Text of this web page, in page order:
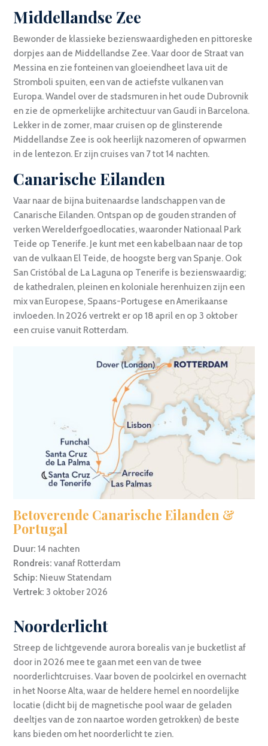
Middellandse Zee
Bewonder de klassieke bezienswaardigheden en pittoreske
dorpjes aan de Middellandse Zee. Vaar door de Straat van
Messina en zie fonteinen van gloeiendheet lava uit de
Stromboli spuiten, een van de actiefste vulkanen van
Europa. Wandel over de stadsmuren in het oude Dubrovnik
en zie de opmerkelijke architectuur van Gaudí in Barcelona.
Lekker in de zomer, maar cruisen op de glinsterende
Middellandse Zee is ook heerlijk nazomeren of opwarmen
in de lentezon. Er zijn cruises van 7 tot 14 nachten.
Canarische Eilanden
Vaar naar de bijna buitenaardse landschappen van de
Canarische Eilanden. Ontspan op de gouden stranden of
verken Werelderfgoedlocaties, waaronder Nationaal Park
Teide op Tenerife. Je kunt met een kabelbaan naar de top
van de vulkaan El Teide, de hoogste berg van Spanje. Ook
San Cristóbal de La Laguna op Tenerife is bezienswaardig;
de kathedralen, pleinen en koloniale herenhuizen zijn een
mix van Europese, Spaans-Portugese en Amerikaanse
invloeden. In 2026 vertrekt er op 18 april en op 3 oktober
een cruise vanuit Rotterdam.
Betoverende Canarische Eilanden &
Portugal
Duur: 14 nachten
Rondreis: vanaf Rotterdam
Schip: Nieuw Statendam
Vertrek: 3 oktober 2026
Noorderlicht
Streep de lichtgevende aurora borealis van je bucketlist af
door in 2026 mee te gaan met een van de twee
noorderlichtcruises. Vaar boven de poolcirkel en overnacht
in het Noorse Alta, waar de heldere hemel en noordelijke
locatie (dicht bij de magnetische pool waar de geladen
deeltjes van de zon naartoe worden getrokken) de beste
kans bieden om het noorderlicht te zien.